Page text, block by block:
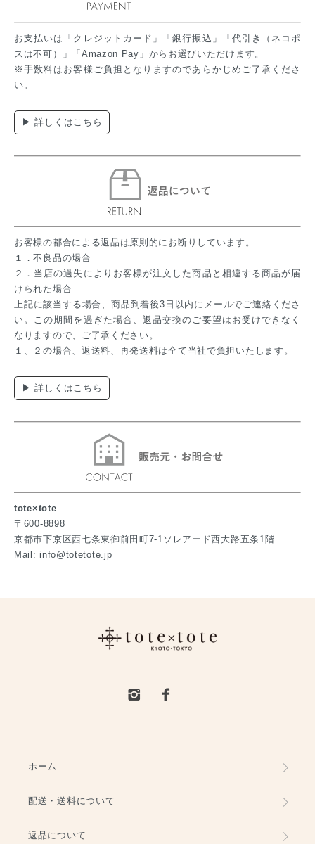
お支払いは「クレジットカード」「銀行振込」「代引き（ネコポ
スは不可）」「Amazon Pay」からお選びいただけます。
※手数料はお客様ご負担となりますのであらかじめご了承くださ
い。
▶ 詳しくはこちら
お客様の都合による返品は原則的にお断りしています。
１．不良品の場合
２．当店の過失によりお客様が注文した商品と相違する商品が届
けられた場合
上記に該当する場合、商品到着後3日以内にメールでご連絡くださ
い。この期間を過ぎた場合、返品交換のご要望はお受けできなく
なりますので、ご了承ください。
１、２の場合、返送料、再発送料は全て当社で負担いたします。
▶ 詳しくはこちら
tote×tote
〒600-8898
京都市下京区西七条東御前田町7-1ソレアード西大路五条1階
Mail: info@totetote.jp
ホーム
配送・送料について
返品について